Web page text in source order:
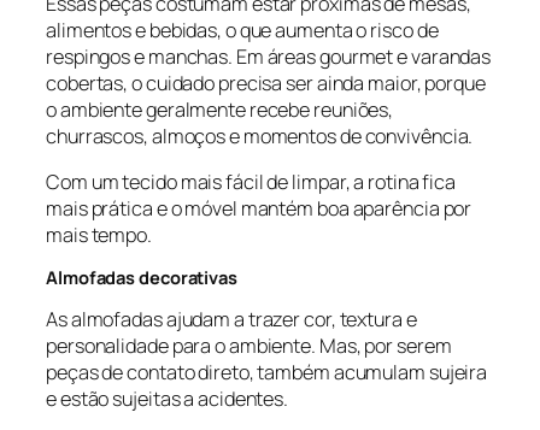
alimentos e bebidas, o que aumenta o risco de
respingos e manchas. Em áreas gourmet e varandas
cobertas, o cuidado precisa ser ainda maior, porque
o ambiente geralmente recebe reuniões,
churrascos, almoços e momentos de convivência.
Com um tecido mais fácil de limpar, a rotina fica
mais prática e o móvel mantém boa aparência por
mais tempo.
Almofadas decorativas
As almofadas ajudam a trazer cor, textura e
personalidade para o ambiente. Mas, por serem
peças de contato direto, também acumulam sujeira
e estão sujeitas a acidentes.